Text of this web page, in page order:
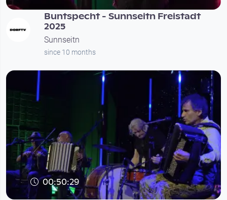
Buntspecht - Sunnseitn Freistadt
2025
Sunnseitn
since 10 months
00:50:29